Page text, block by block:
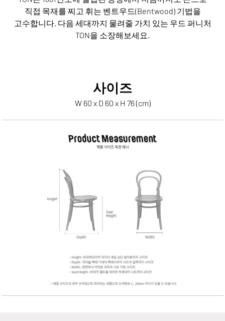
직접 목재를 찌고 휘는 벤트우드(Bentwood) 기법을
고수합니다. 다음 세대까지 물려줄 가치 있는 우드 퍼니처
TON을 소장해보세요.
사이즈
W 60 x D 60 x H 76 (cm)